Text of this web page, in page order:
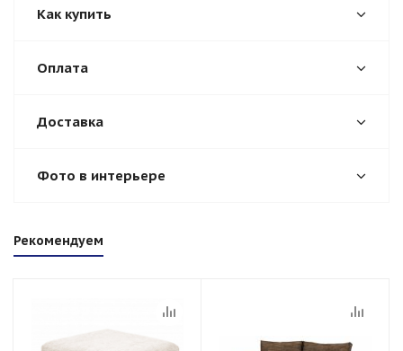
Как купить
Оплата
Доставка
Фото в интерьере
Рекомендуем